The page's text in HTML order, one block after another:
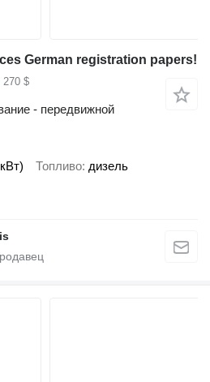
German registration papers!
270 $
- передвижной
Топливо дизель